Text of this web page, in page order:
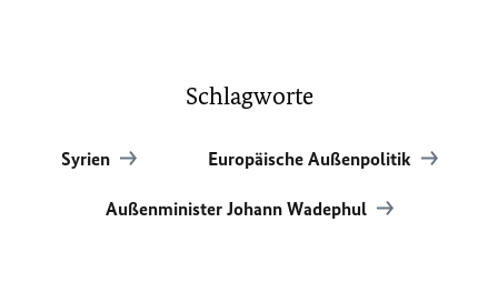
Schlagworte
Syrien Europäische Außenpolitik
Außenminister Johann Wadephul